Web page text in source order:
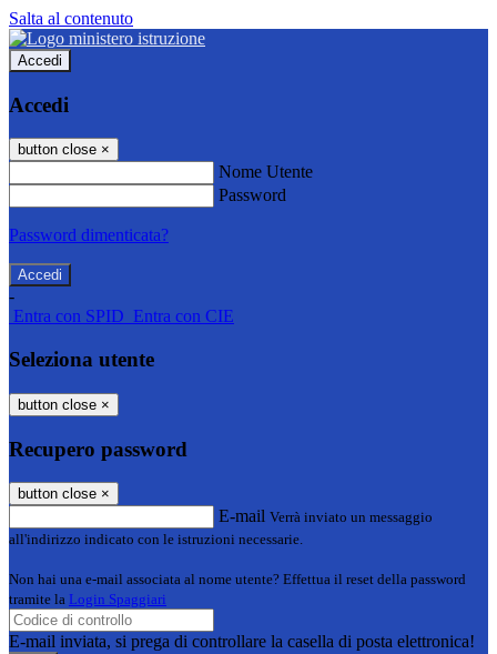
Salta al contenuto
Accedi
Accedi
button close ×
Nome Utente
Password
Password dimenticata?
-
Entra con SPID Entra con CIE
Seleziona utente
button close ×
Recupero password
button close ×
E-mail Verrà inviato un messaggio
all'indirizzo indicato con le istruzioni necessarie.
Non hai una e-mail associata al nome utente? Effettua il reset della password
tramite la Login Spaggiari
E-mail inviata, si prega di controllare la casella di posta elettronica!